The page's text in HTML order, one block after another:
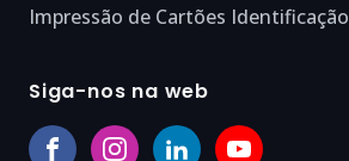
Impressão de Cartões Identificação
Siga-nos na web